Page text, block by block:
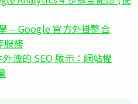
– Google 官方外掛整合
服務
洩的 SEO 啟示：網站權